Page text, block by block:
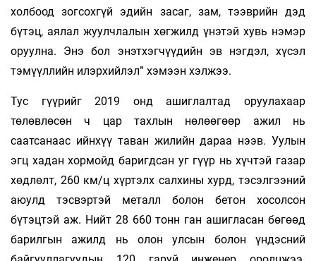
холбоод зогсохгүй эдийн засаг, зам, тээврийн дэд
бүтэц, аялал жуулчлалын хөгжилд үнэтэй хувь нэмэр
оруулна. Энэ бол энэтхэгчүүдийн эв нэгдэл, хүсэл
тэмүүллийн илэрхийлэл” хэмээн хэлжээ.
Тус гүүрийг 2019 онд ашиглалтад оруулахаар
төлөвлөсөн ч цар тахлын нөлөөгөөр ажил нь
саатсанаас ийнхүү таван жилийн дараа нээв. Уулын
эгц хадан хормойд баригдсан уг гүүр нь хүчтэй газар
хөдлөлт, 260 км/ц хүртэлх салхины хурд, тэсэлгээний
аюулд тэсвэртэй металл болон бетон хосолсон
бүтэцтэй аж. Нийт 28 660 тонн ган ашигласан бөгөөд
барилгын ажилд нь олон улсын болон үндэсний